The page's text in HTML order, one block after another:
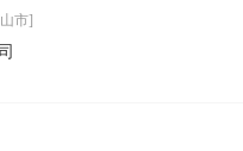
市]